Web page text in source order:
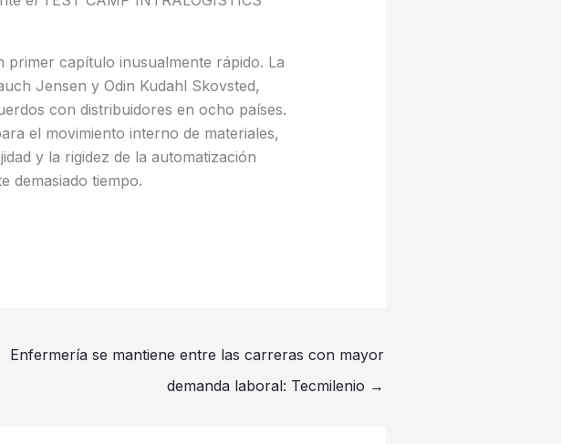
capítulo inusualmente rápido. La
Jensen y Odin Kudahl Skovsted,
con distribuidores en ocho países.
el movimiento interno de materiales,
y la rigidez de la automatización
demasiado tiempo.
Enfermería se mantiene entre las carreras con mayor
demanda laboral: Tecmilenio →